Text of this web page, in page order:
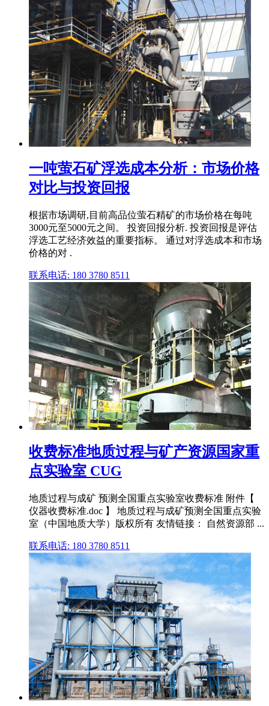
一吨萤石矿浮选成本分析：市场价格
对比与投资回报
根据市场调研,目前高品位萤石精矿的市场价格在每吨
3000元至5000元之间。 投资回报分析. 投资回报是评估
浮选工艺经济效益的重要指标。 通过对浮选成本和市场
价格的对 .
联系电话: 180 3780 8511
收费标准地质过程与矿产资源国家重
点实验室 CUG
地质过程与成矿 预测全国重点实验室收费标准 附件【
仪器收费标准.doc 】 地质过程与成矿预测全国重点实验
室（中国地质大学）版权所有 友情链接： 自然资源部 ...
联系电话: 180 3780 8511